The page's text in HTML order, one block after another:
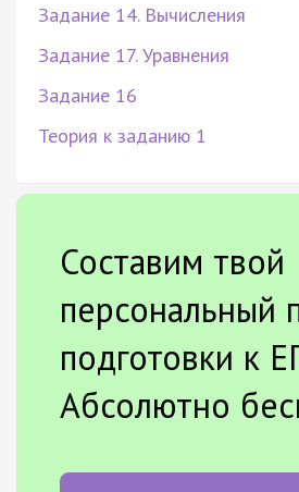
Задание 14. Вычисления
Задание 17. Уравнения
Задание 16
Теория к заданию 1
Составим твой
персональный
подготовки к
Абсолютно